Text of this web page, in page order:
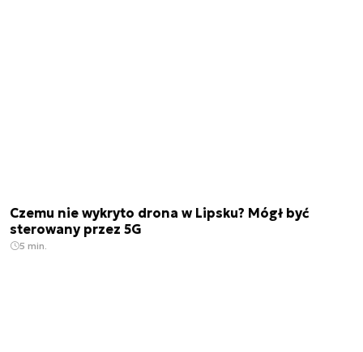
Czemu nie wykryto drona w Lipsku? Mógł być
sterowany przez 5G
5 min.